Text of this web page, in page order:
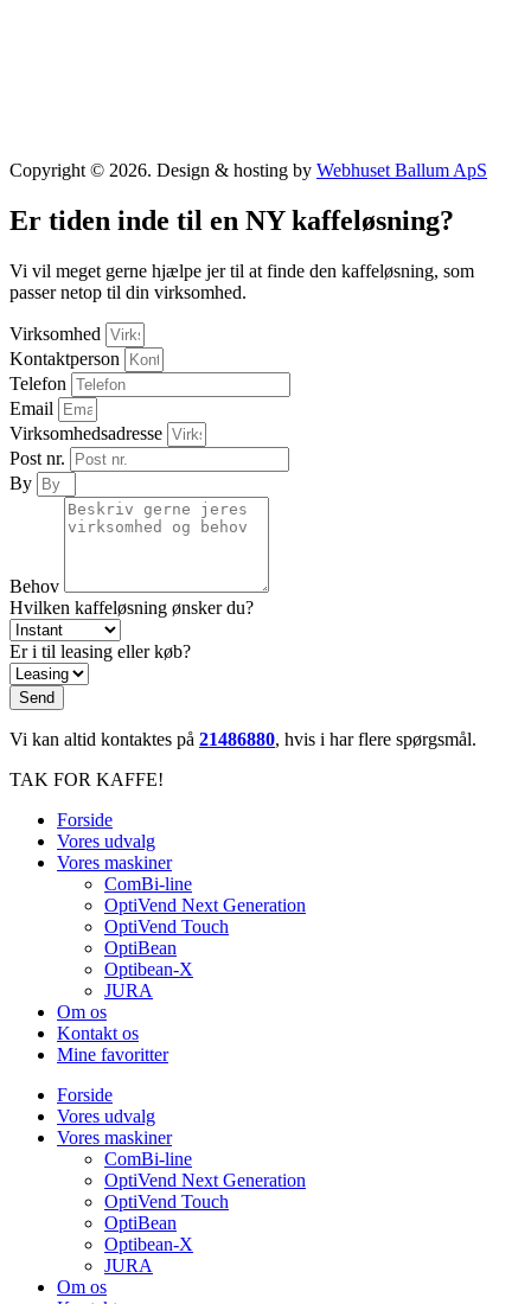
Copyright © 2026. Design & hosting by Webhuset Ballum ApS
Er tiden inde til en NY kaffeløsning?
Vi vil meget gerne hjælpe jer til at finde den kaffeløsning, som
passer netop til din virksomhed.
Virksomhed
Kontaktperson
Telefon
Email
Virksomhedsadresse
Post nr.
By
Behov
Hvilken kaffeløsning ønsker du?
Er i til leasing eller køb?
Send
Vi kan altid kontaktes på 21486880, hvis i har flere spørgsmål.
TAK FOR KAFFE!
Forside
Vores udvalg
Vores maskiner
ComBi-line
OptiVend Next Generation
OptiVend Touch
OptiBean
Optibean-X
JURA
Om os
Kontakt os
Mine favoritter
Forside
Vores udvalg
Vores maskiner
ComBi-line
OptiVend Next Generation
OptiVend Touch
OptiBean
Optibean-X
JURA
Om os